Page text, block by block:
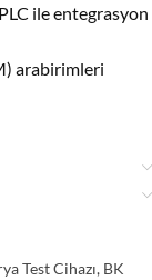
ile entegrasyon
arabirimleri
Test Cihazı, BK